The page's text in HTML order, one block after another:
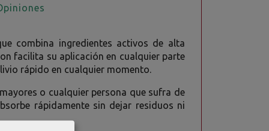
combina ingredientes activos de alta
facilita su aplicación en cualquier parte
rápido en cualquier momento.
o cualquier persona que sufra de
rápidamente sin dejar residuos ni